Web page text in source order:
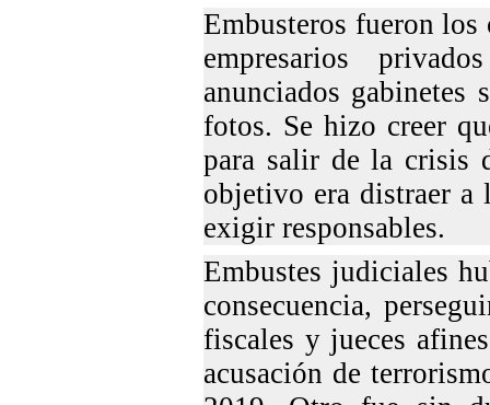
Embusteros fueron los
empresarios
anunciados gabinetes
fotos. Se hizo creer
para salir de la crisis
objetivo era distraer a
exigir responsables.
Embustes judiciales
consecuencia,
fiscales y jueces
acusación de